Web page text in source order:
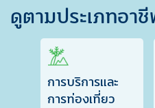
ดูตามประเภทอา
การบริการและ
การท่องเที่ยว